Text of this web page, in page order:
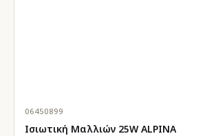
06450899
Ισιωτική Μαλλιών 25W ALPINA